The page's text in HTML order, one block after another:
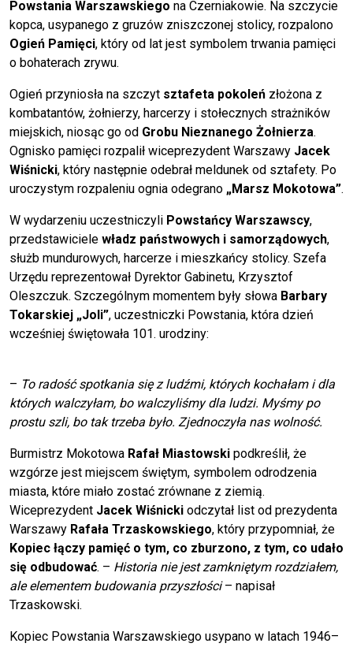
Powstania Warszawskiego na Czerniakowie. Na szczycie
kopca, usypanego z gruzów zniszczonej stolicy, rozpalono
Ogień Pamięci, który od lat jest symbolem trwania pamięci
o bohaterach zrywu.
Ogień przyniosła na szczyt sztafeta pokoleń złożona z
kombatantów, żołnierzy, harcerzy i stołecznych strażników
miejskich, niosąc go od Grobu Nieznanego Żołnierza.
Ognisko pamięci rozpalił wiceprezydent Warszawy Jacek
Wiśnicki, który następnie odebrał meldunek od sztafety. Po
uroczystym rozpaleniu ognia odegrano „Marsz Mokotowa”.
W wydarzeniu uczestniczyli Powstańcy Warszawscy,
przedstawiciele władz państwowych i samorządowych,
służb mundurowych, harcerze i mieszkańcy stolicy. Szefa
Urzędu reprezentował Dyrektor Gabinetu, Krzysztof
Oleszczuk. Szczególnym momentem były słowa Barbary
Tokarskiej „Joli”, uczestniczki Powstania, która dzień
wcześniej świętowała 101. urodziny:
– To radość spotkania się z ludźmi, których kochałam i dla
których walczyłam, bo walczyliśmy dla ludzi. Myśmy po
prostu szli, bo tak trzeba było. Zjednoczyła nas wolność.
Burmistrz Mokotowa Rafał Miastowski podkreślił, że
wzgórze jest miejscem świętym, symbolem odrodzenia
miasta, które miało zostać zrównane z ziemią.
Wiceprezydent Jacek Wiśnicki odczytał list od prezydenta
Warszawy Rafała Trzaskowskiego, który przypomniał, że
Kopiec łączy pamięć o tym, co zburzono, z tym, co udało
się odbudować. – Historia nie jest zamkniętym rozdziałem,
ale elementem budowania przyszłości– napisał
Trzaskowski.
Kopiec Powstania Warszawskiego usypano w latach 1946–